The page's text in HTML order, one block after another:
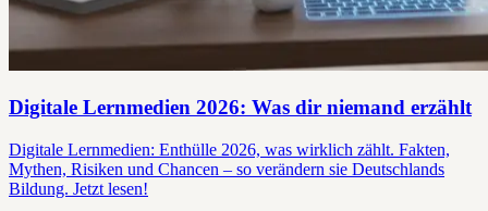
Digitale Lernmedien 2026: Was dir niemand erzählt
Digitale Lernmedien: Enthülle 2026, was wirklich zählt. Fakten,
Mythen, Risiken und Chancen – so verändern sie Deutschlands
Bildung. Jetzt lesen!